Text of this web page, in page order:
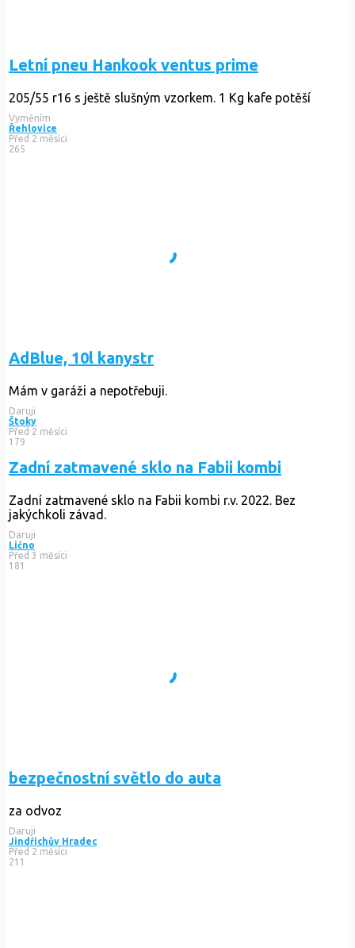
Letní pneu Hankook ventus prime
205/55 r16 s ještě slušným vzorkem. 1 Kg kafe potěší
Vyměním
Řehlovice
Před 2 měsíci
265
AdBlue, 10l kanystr
Mám v garáži a nepotřebuji.
Daruji
Štoky
Před 2 měsíci
179
Zadní zatmavené sklo na Fabii kombi
Zadní zatmavené sklo na Fabii kombi r.v. 2022. Bez
jakýchkoli závad.
Daruji
Lično
Před 3 měsíci
181
bezpečnostní světlo do auta
za odvoz
Daruji
Jindřichův Hradec
Před 2 měsíci
211